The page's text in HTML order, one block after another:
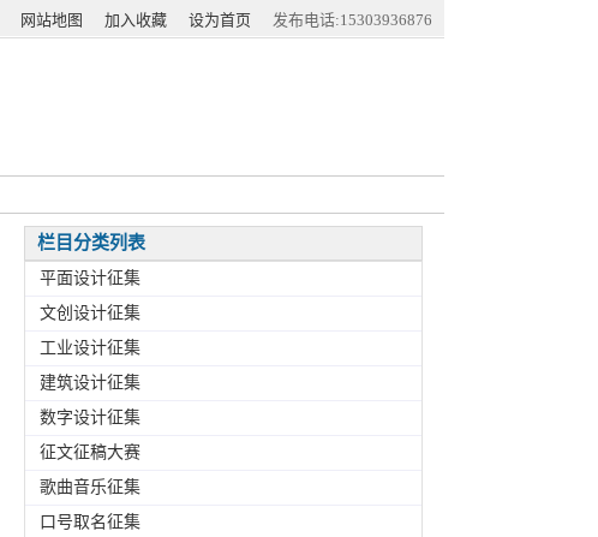
网站地图 加入收藏 设为首页 发布电话:15303936876
栏目分类列表
平面设计征集
文创设计征集
工业设计征集
建筑设计征集
数字设计征集
征文征稿大赛
歌曲音乐征集
口号取名征集